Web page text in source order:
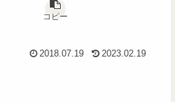
コピー
2018.07.19 2023.02.19